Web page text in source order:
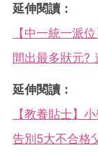
延伸閱讀：
【中一統一派
間出最多狀元?
延伸閱讀：
【教養貼士】
告別5大不合格